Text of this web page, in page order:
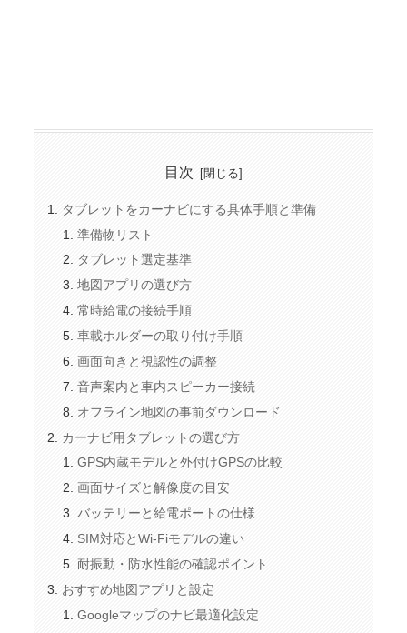
目次
タブレットをカーナビにする具体手順と準備
準備物リスト
タブレット選定基準
地図アプリの選び方
常時給電の接続手順
車載ホルダーの取り付け手順
画面向きと視認性の調整
音声案内と車内スピーカー接続
オフライン地図の事前ダウンロード
カーナビ用タブレットの選び方
GPS内蔵モデルと外付けGPSの比較
画面サイズと解像度の目安
バッテリーと給電ポートの仕様
SIM対応とWi‑Fiモデルの違い
耐振動・防水性能の確認ポイント
おすすめ地図アプリと設定
Googleマップのナビ最適化設定